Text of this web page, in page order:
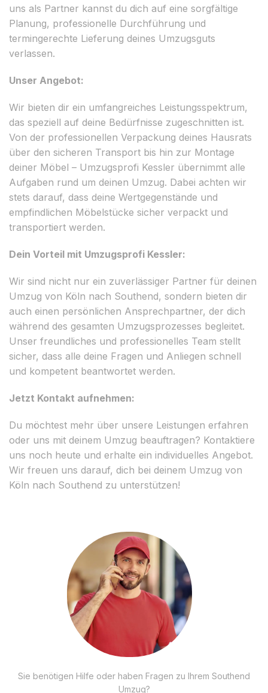
uns als Partner kannst du dich auf eine sorgfältige
Planung, professionelle Durchführung und
termingerechte Lieferung deines Umzugsguts
verlassen.
Unser Angebot:
Wir bieten dir ein umfangreiches Leistungsspektrum,
das speziell auf deine Bedürfnisse zugeschnitten ist.
Von der professionellen Verpackung deines Hausrats
über den sicheren Transport bis hin zur Montage
deiner Möbel – Umzugsprofi Kessler übernimmt alle
Aufgaben rund um deinen Umzug. Dabei achten wir
stets darauf, dass deine Wertgegenstände und
empfindlichen Möbelstücke sicher verpackt und
transportiert werden.
Dein Vorteil mit Umzugsprofi Kessler:
Wir sind nicht nur ein zuverlässiger Partner für deinen
Umzug von Köln nach Southend, sondern bieten dir
auch einen persönlichen Ansprechpartner, der dich
während des gesamten Umzugsprozesses begleitet.
Unser freundliches und professionelles Team stellt
sicher, dass alle deine Fragen und Anliegen schnell
und kompetent beantwortet werden.
Jetzt Kontakt aufnehmen:
Du möchtest mehr über unsere Leistungen erfahren
oder uns mit deinem Umzug beauftragen? Kontaktiere
uns noch heute und erhalte ein individuelles Angebot.
Wir freuen uns darauf, dich bei deinem Umzug von
Köln nach Southend zu unterstützen!
Sie benötigen Hilfe oder haben Fragen zu Ihrem Southend
Umzug?